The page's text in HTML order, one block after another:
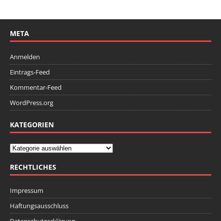
META
Anmelden
Eintrags-Feed
Kommentar-Feed
WordPress.org
KATEGORIEN
RECHTLICHES
Impressum
Haftungsausschluss